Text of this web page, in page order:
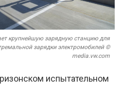
крупнейшую зарядную станцию для
зарядки электромобилей ©
media.vw.com
испытательном